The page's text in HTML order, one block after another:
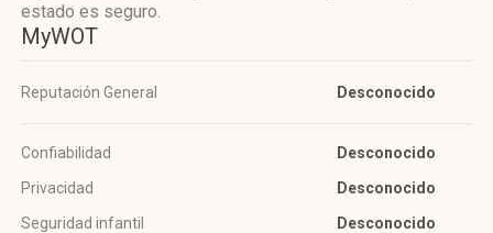
estado es seguro.
MyWOT
Reputación General Desconocido
Confiabilidad
Desconocido
Privacidad
Desconocido
Seguridad infantil
Desconocido